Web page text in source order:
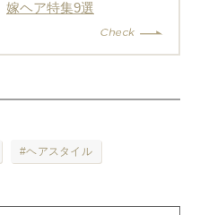
嫁ヘア特集9選
ヘアスタイル